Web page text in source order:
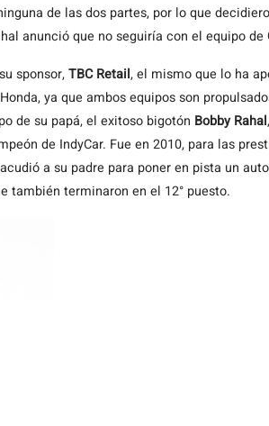
de las dos partes, por lo que
anunció que no seguiría con el equipo de
sponsor,TBC Retail, el mismo que lo ha
ya que ambos equipos son
de su papá, el exitoso bigotón Bobby Rahal
de IndyCar. Fue en 2010, para las
acudió a su padre para poner en pista un
también terminaron en el 12° puesto.